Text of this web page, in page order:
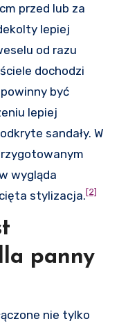
przed lub za
lepiej
od razu
dochodzi
być
lepiej
sandały. W
wygląda
stylizacja. [2]
panny
nie tylko